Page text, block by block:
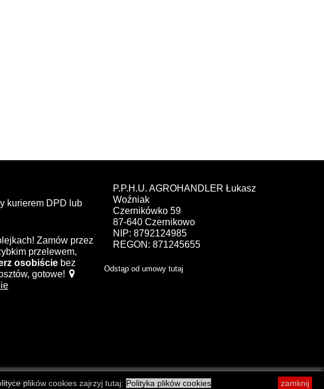
plików cookies zajrzyj tutaj: Polityka plików cookies zamknij
kurierem DPD lub
Zamów przez
przelewem,
osobiście bez
gotowe!
P.P.H.U. AGROHANDLER Łukasz
Woźniak
Czernikówko 59
87-640 Czernikowo
NIP: 8792124985
REGON: 871245655
Odstąp od umowy tutaj